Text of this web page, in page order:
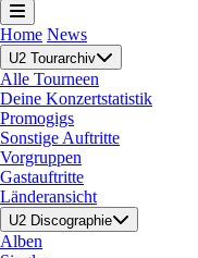
Home News
U2 Tourarchiv
Alle Tourneen
Deine Konzertstatistik
Promogigs
Sonstige Auftritte
Vorgruppen
Gastauftritte
Länderansicht
U2 Discographie
Alben